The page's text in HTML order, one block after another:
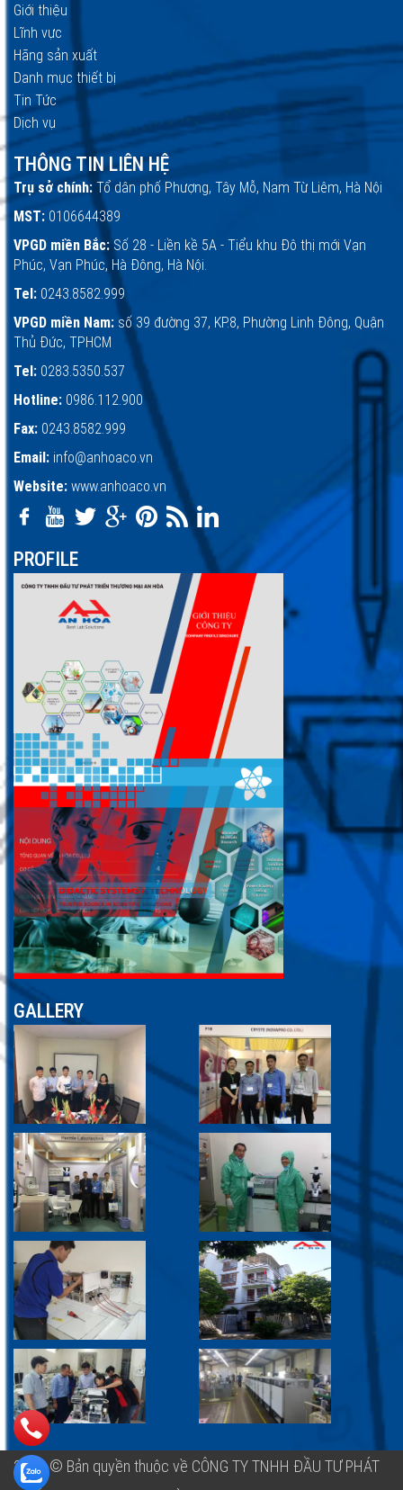
Giới thiệu
Lĩnh vực
Hãng sản xuất
Danh mục thiết bị
Tin Tức
Dịch vụ
THÔNG TIN LIÊN HỆ
Trụ sở chính: Tổ dân phố Phượng, Tây Mỗ, Nam Từ Liêm, Hà Nội
MST: 0106644389
VPGD miền Bắc:Số 28 - Liền kề 5A - Tiểu khu Đô thị mới Vạn
Phúc, Vạn Phúc, Hà Đông, Hà Nội.
Tel: 0243.8582.999
VPGD miền Nam: số 39 đường 37, KP.8, Phường Linh Đông, Quận
Thủ Đức, TPHCM
Tel: 0283.5350.537
Hotline: 0986.112.900
Fax: 0243.8582.999
Email: info@anhoaco.vn
Website: www.anhoaco.vn
PROFILE
GALLERY
2018 © Bản quyền thuộc về CÔNG TY TNHH ĐẦU TƯ PHÁT